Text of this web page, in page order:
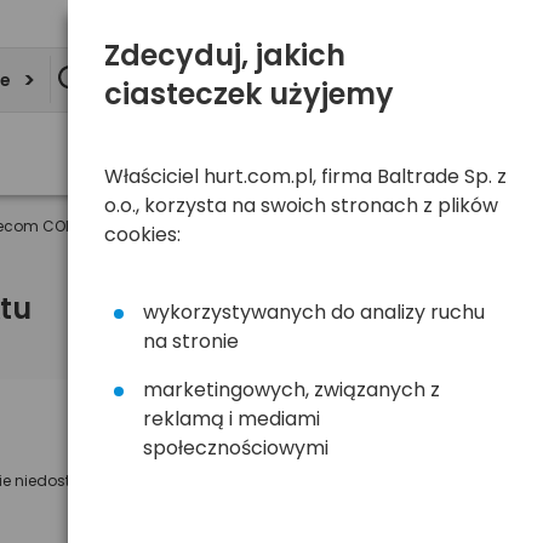
CORDOBA 15,6"
niedostępny
Powiadom mnie o dostępności
Zdecyduj, jakich
ciasteczek użyjemy
Właściciel hurt.com.pl, firma Baltrade Sp. z
o.o., korzysta na swoich stronach z plików
cookies:
wykorzystywanych do analizy ruchu
na stronie
marketingowych, związanych z
reklamą i mediami
społecznościowymi